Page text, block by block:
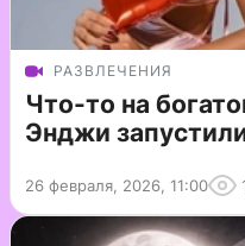
РАЗВЛЕЧЕНИЯ
Что-то на
Энджи
26 февраля, 2026, 11:00